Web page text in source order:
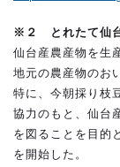
※２ とれたて仙
仙台産農産物を生
地元の農産物のお
特に、今朝採り枝
協力のもと、仙台
を図ることを目的
を開始した。